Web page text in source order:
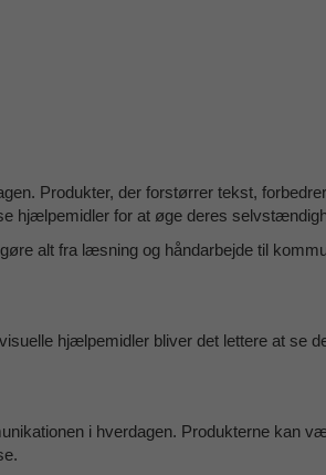
Produkter, der forstørrer tekst,
hjælpemidler for at øge deres
alt fra læsning og håndarbejde til
hjælpemidler bliver det lettere at se
i hverdagen. Produkterne kan